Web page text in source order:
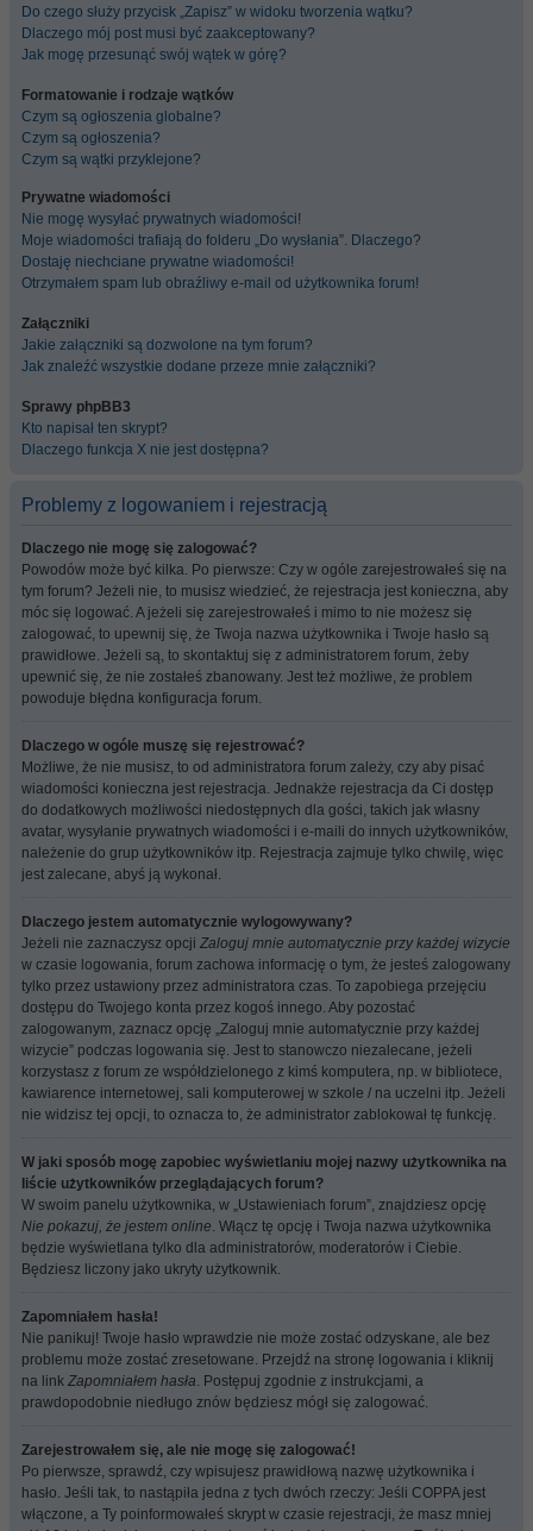
Do czego służy przycisk „Zapisz” w widoku tworzenia wątku?
Dlaczego mój post musi być zaakceptowany?
Jak mogę przesunąć swój wątek w górę?
Formatowanie i rodzaje wątków
Czym są ogłoszenia globalne?
Czym są ogłoszenia?
Czym są wątki przyklejone?
Prywatne wiadomości
Nie mogę wysyłać prywatnych wiadomości!
Moje wiadomości trafiają do folderu „Do wysłania”. Dlaczego?
Dostaję niechciane prywatne wiadomości!
Otrzymałem spam lub obraźliwy e-mail od użytkownika forum!
Załączniki
Jakie załączniki są dozwolone na tym forum?
Jak znaleźć wszystkie dodane przeze mnie załączniki?
Sprawy phpBB3
Kto napisał ten skrypt?
Dlaczego funkcja X nie jest dostępna?
Problemy z logowaniem i rejestracją
Dlaczego nie mogę się zalogować?
Powodów może być kilka. Po pierwsze: Czy w ogóle zarejestrowałeś się na
tym forum? Jeżeli nie, to musisz wiedzieć, że rejestracja jest konieczna, aby
móc się logować. A jeżeli się zarejestrowałeś i mimo to nie możesz się
zalogować, to upewnij się, że Twoja nazwa użytkownika i Twoje hasło są
prawidłowe. Jeżeli są, to skontaktuj się z administratorem forum, żeby
upewnić się, że nie zostałeś zbanowany. Jest też możliwe, że problem
powoduje błędna konfiguracja forum.
Dlaczego w ogóle muszę się rejestrować?
Możliwe, że nie musisz, to od administratora forum zależy, czy aby pisać
wiadomości konieczna jest rejestracja. Jednakże rejestracja da Ci dostęp
do dodatkowych możliwości niedostępnych dla gości, takich jak własny
avatar, wysyłanie prywatnych wiadomości i e-maili do innych użytkowników,
należenie do grup użytkowników itp. Rejestracja zajmuje tylko chwilę, więc
jest zalecane, abyś ją wykonał.
Dlaczego jestem automatycznie wylogowywany?
Jeżeli nie zaznaczysz opcji Zaloguj mnie automatycznie przy każdej wizycie
w czasie logowania, forum zachowa informację o tym, że jesteś zalogowany
tylko przez ustawiony przez administratora czas. To zapobiega przejęciu
dostępu do Twojego konta przez kogoś innego. Aby pozostać
zalogowanym, zaznacz opcję „Zaloguj mnie automatycznie przy każdej
wizycie” podczas logowania się. Jest to stanowczo niezalecane, jeżeli
korzystasz z forum ze współdzielonego z kimś komputera, np. w bibliotece,
kawiarence internetowej, sali komputerowej w szkole / na uczelni itp. Jeżeli
nie widzisz tej opcji, to oznacza to, że administrator zablokował tę funkcję.
W jaki sposób mogę zapobiec wyświetlaniu mojej nazwy użytkownika na
liście użytkowników przeglądających forum?
W swoim panelu użytkownika, w „Ustawieniach forum”, znajdziesz opcję
Nie pokazuj, że jestem online. Włącz tę opcję i Twoja nazwa użytkownika
będzie wyświetlana tylko dla administratorów, moderatorów i Ciebie.
Będziesz liczony jako ukryty użytkownik.
Zapomniałem hasła!
Nie panikuj! Twoje hasło wprawdzie nie może zostać odzyskane, ale bez
problemu może zostać zresetowane. Przejdź na stronę logowania i kliknij
na link Zapomniałem hasła. Postępuj zgodnie z instrukcjami, a
prawdopodobnie niedługo znów będziesz mógł się zalogować.
Zarejestrowałem się, ale nie mogę się zalogować!
Po pierwsze, sprawdź, czy wpisujesz prawidłową nazwę użytkownika i
hasło. Jeśli tak, to nastąpiła jedna z tych dwóch rzeczy: Jeśli COPPA jest
włączone, a Ty poinformowałeś skrypt w czasie rejestracji, że masz mniej